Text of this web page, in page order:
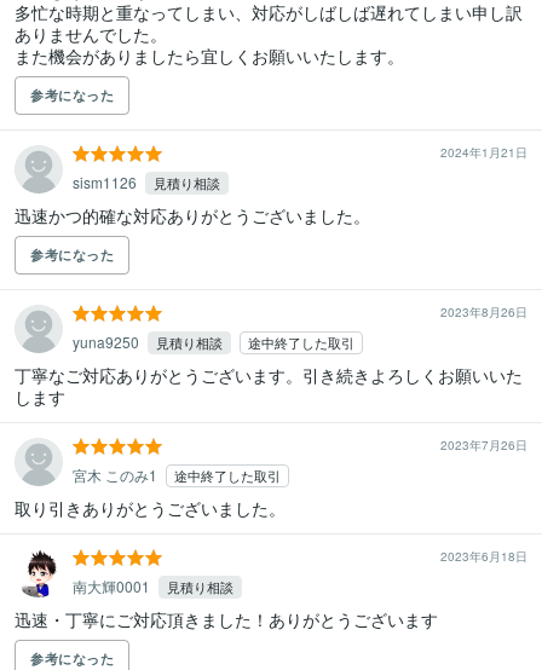
多忙な時期と重なってしまい、対応がしばしば遅れてしまい申し訳
ありませんでした。
また機会がありましたら宜しくお願いいたします。
参考になった
2024年1月21日
sism1126 見積り相談
迅速かつ的確な対応ありがとうございました。
参考になった
2023年8月26日
yuna9250 見積り相談 途中終了した取引
丁寧なご対応ありがとうございます。引き続きよろしくお願いいた
します
2023年7月26日
宮木 このみ1 途中終了した取引
取り引きありがとうございました。
2023年6月18日
南大輝0001 見積り相談
迅速・丁寧にご対応頂きました！ありがとうございます
参考になった